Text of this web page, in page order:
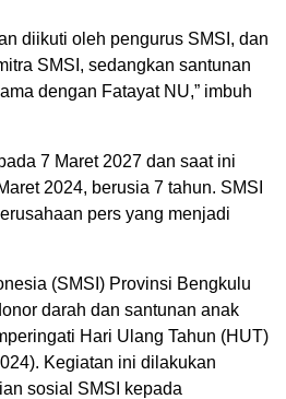
diikuti oleh pengurus SMSI, dan
SMSI, sedangkan santunan
dengan Fatayat NU,” imbuh
7 Maret 2027 dan saat ini
2024, berusia 7 tahun. SMSI
pers yang menjadi
(SMSI) Provinsi Bengkulu
darah dan santunan anak
Hari Ulang Tahun (HUT)
Kegiatan ini dilakukan
sosial SMSI kepada